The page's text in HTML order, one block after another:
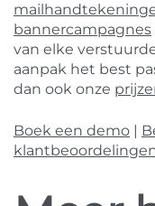
bannercampagnes
van elke
aanpak het best
dan ook onze
Boek een demo